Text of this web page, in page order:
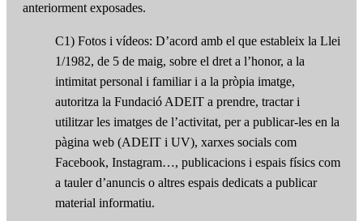
anteriorment exposades.
C1) Fotos i vídeos: D’acord amb el que estableix la Llei
1/1982, de 5 de maig, sobre el dret a l’honor, a la
intimitat personal i familiar i a la pròpia imatge,
autoritza la Fundació ADEIT a prendre, tractar i
utilitzar les imatges de l’activitat, per a publicar-les en la
pàgina web (ADEIT i UV), xarxes socials com
Facebook, Instagram…, publicacions i espais físics com
a tauler d’anuncis o altres espais dedicats a publicar
material informatiu.